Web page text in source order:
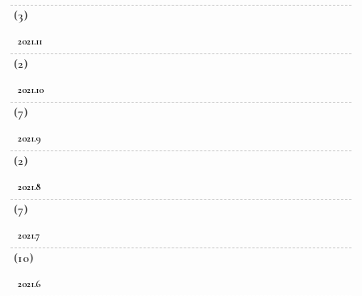
(3)
2021.11
(2)
2021.10
(7)
2021.9
(2)
2021.8
(7)
2021.7
(10)
2021.6